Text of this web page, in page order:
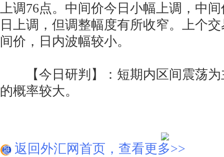
上调76点。中间价今日小幅上调，中
日上调，但调整幅度有所收窄。上个
间价，日内波幅较小。
【今日研判】：短期内区间震荡为
的概率较大。
返回外汇网首页，查看更多>>